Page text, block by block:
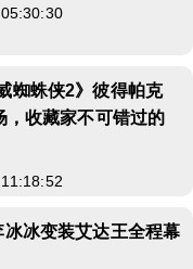
05:30:30
蜘蛛侠2》彼得帕克
，收藏家不可错过的
11:18:52
冰变装艾达王全程幕